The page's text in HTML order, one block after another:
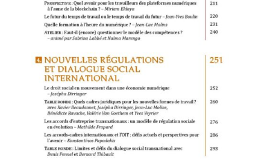
Votre panier est vide.
Retourner à la